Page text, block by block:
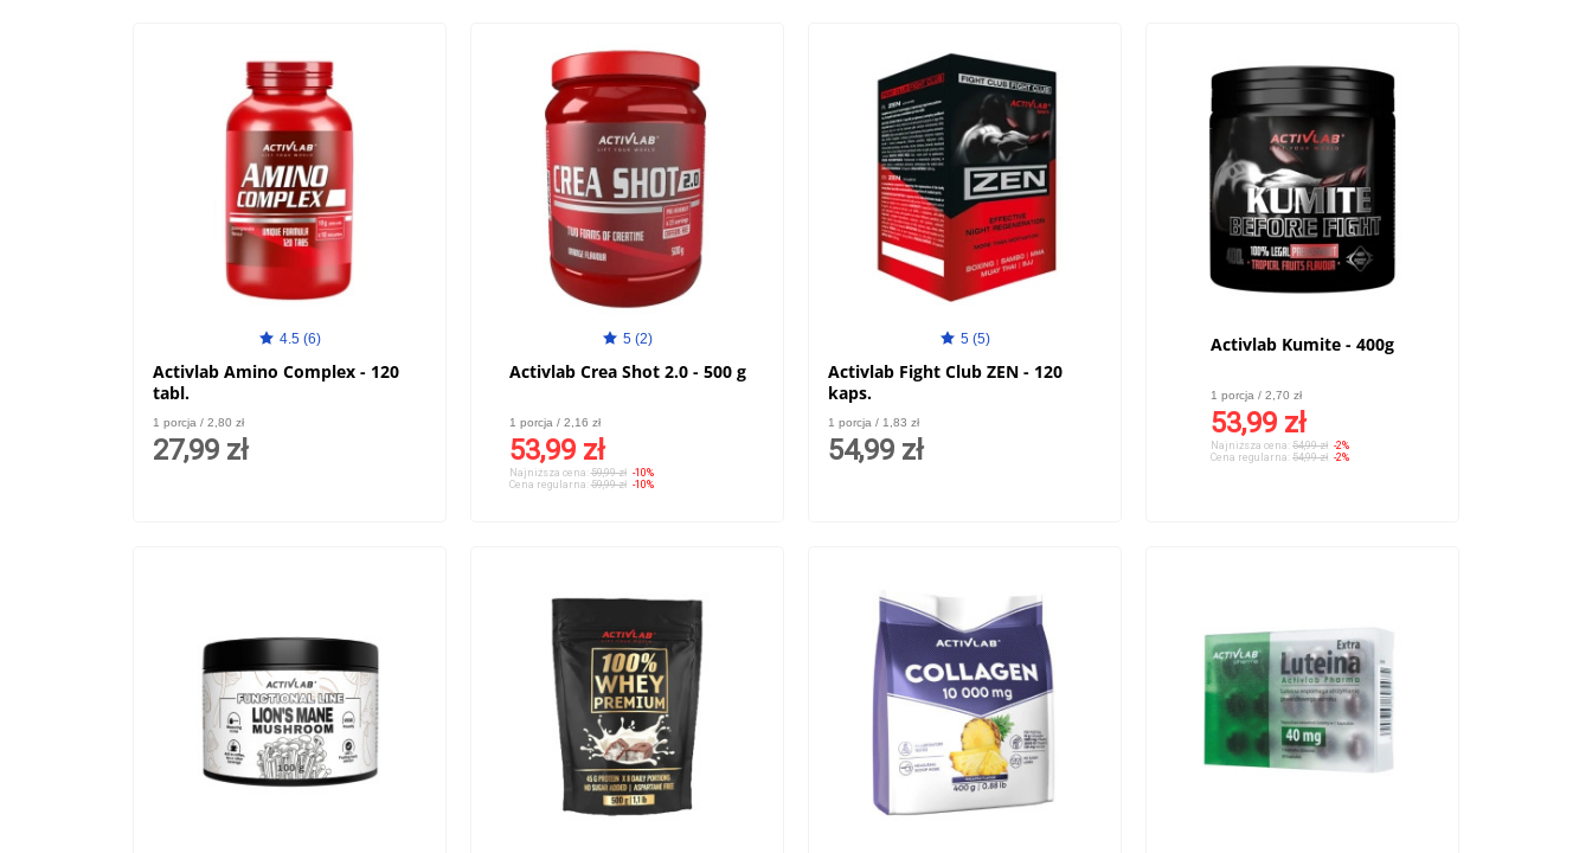
4.5 (6)
Activlab Amino Complex - 120
tabl.
1 porcja / 2,80 zł
27,99 zł
5 (2)
Activlab Crea Shot 2.0 - 500 g
1 porcja / 2,16 zł
53,99 zł
Najniższa cena:59,99 zł -10%
Cena regularna:59,99 zł -10%
5 (5)
Activlab Fight Club ZEN - 120
kaps.
1 porcja / 1,83 zł
54,99 zł
Activlab Kumite - 400g
1 porcja / 2,70 zł
53,99 zł
Najniższa cena: 54,99 zł -2%
Cena regularna: 54,99 zł -2%